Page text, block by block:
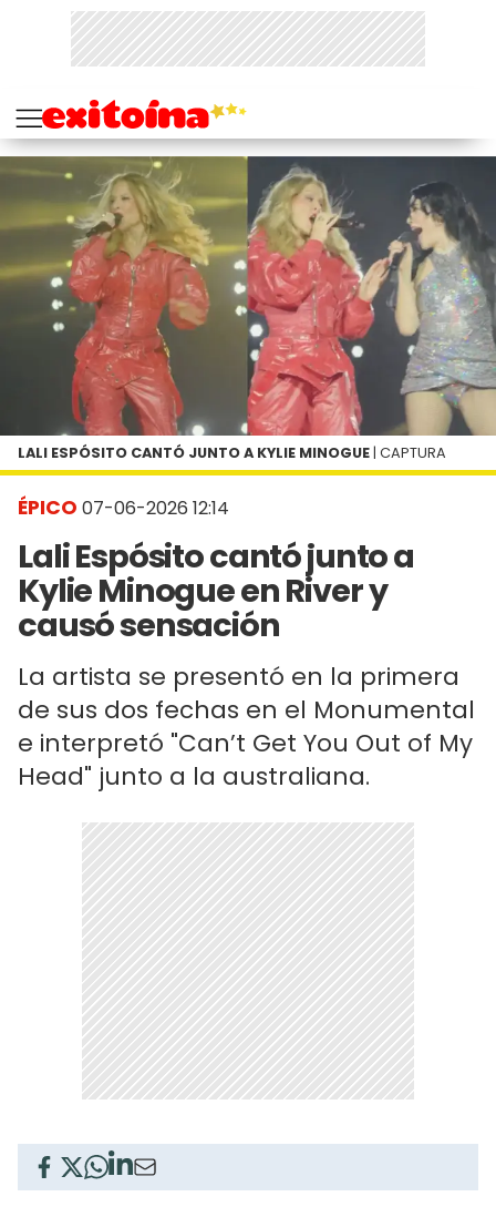
ÉPICO 07-06-2026 12:14
Lali Espósito cantó junto a
Kylie Minogue en River y
causó sensación
La artista se presentó en la primera
de sus dos fechas en el Monumental
e interpretó "Can’t Get You Out of My
Head" junto a la australiana.
LALI ESPÓSITO CANTÓ JUNTO A KYLIE MINOGUE | CAPTURA